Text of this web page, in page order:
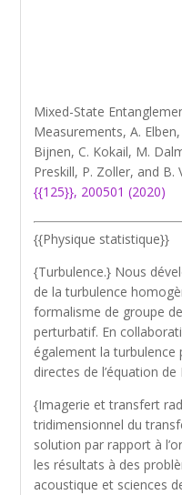
Mixed-State
Measurements, A.
Bijnen, C. Kokail, M.
Preskill, P. Zoller, and B.
{{125}}, 200501 (2020)
{{Physique statistique}}
{Turbulence.} Nous
de la turbulence
formalisme de groupe
perturbatif. En
également la turbulence
directes de l’équation
{Imagerie et transfert
tridimensionnel du
solution par rapport à
les résultats à des
acoustique et sciences